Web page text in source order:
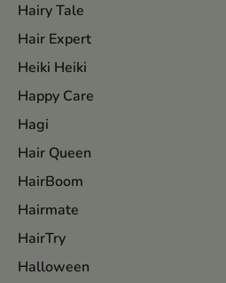
Hairy Tale
Hair Expert
Heiki Heiki
Happy Care
Hagi
Hair Queen
HairBoom
Hairmate
HairTry
Halloween